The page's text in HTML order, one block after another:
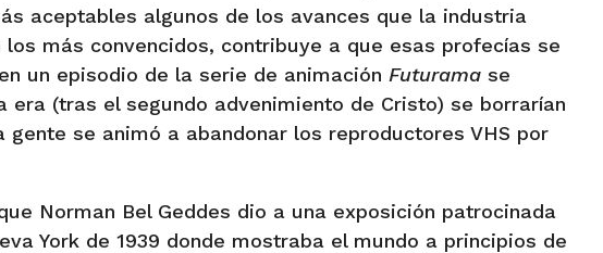
aceptables algunos de los avances que la industria
más convencidos, contribuye a que esas profecías se
un episodio de la serie de animación Futurama se
era (tras el segundo advenimiento de Cristo) se borrarían
se animó a abandonar los reproductores VHS por
Norman Bel Geddes dio a una exposición patrocinada
York de 1939 donde mostraba el mundo a principios de